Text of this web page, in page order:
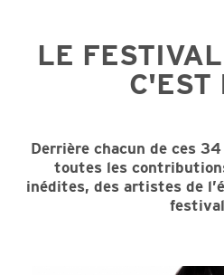
LE
C'EST
Derrière chacun de ces
toutes les
inédites, des artistes de